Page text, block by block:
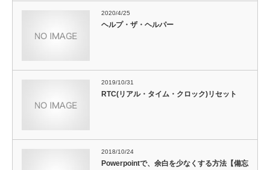
2020/4/25
ヘルプ・ザ・ヘルパー
2019/10/31
RTC(リアル・タイム・クロック)リセット
2018/10/24
Powerpointで、余白を少なくする方法【備忘